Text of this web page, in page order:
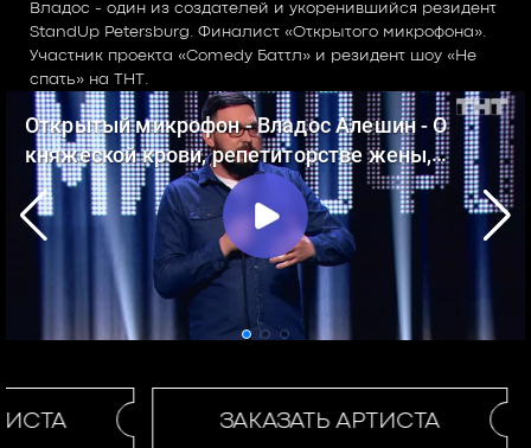
Владос - один из создателей и укоренившийся резидент
StandUp Petersburg. Финалист «Открытого микрофона».
Участник проекта «Comedy Баттл» и резидент шоу «Не
спать» на ТНТ.
ЗАКАЗАТЬ АРТИСТА